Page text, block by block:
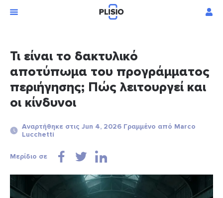
Τι είναι το δακτυλικό
αποτύπωμα του προγράμματος
περιήγησης; Πώς λειτουργεί και
οι κίνδυνοι
Αναρτήθηκε στις Jun 4, 2026 Γραμμένο από Marco
Lucchetti
Μερίδιο σε